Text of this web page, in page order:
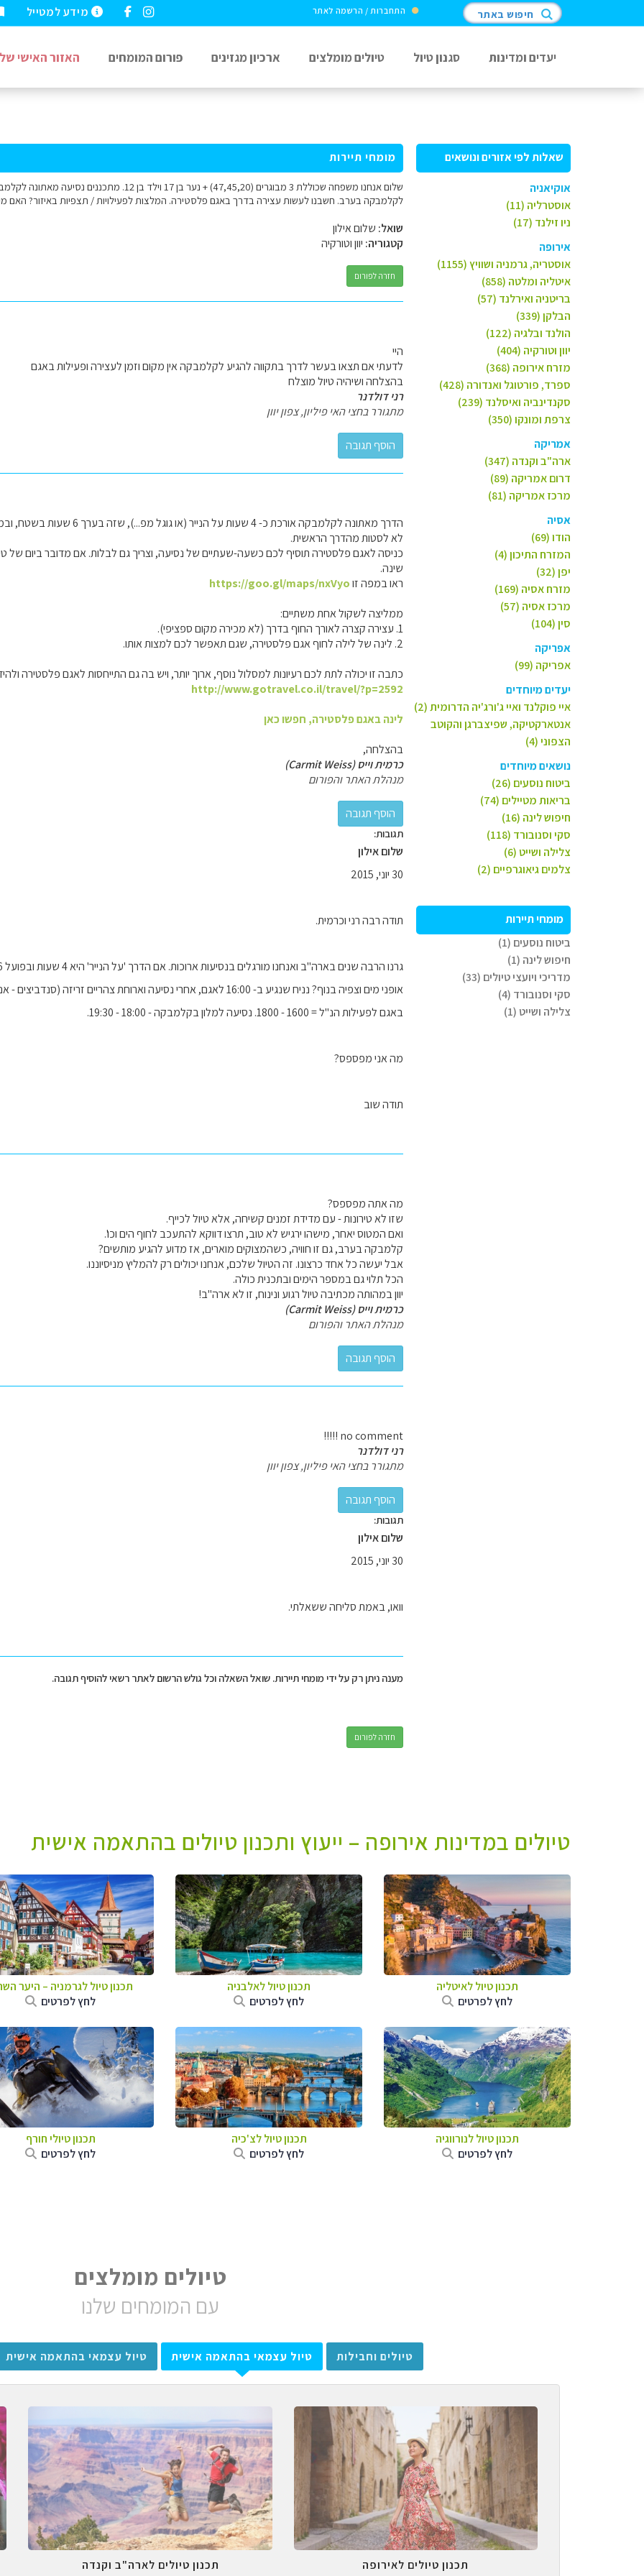
מידע למטייל התחברות / הרשמה לאתר חיפוש באתר
יעדים ומדינות סגנון טיול טיולים מומלצים ארכיון מגזינים פורום המומחים האזור האישי
שאלות לפי אזורים ונושאים
אוקיאניה
אוסטרליה (11)
ניו זילנד (17)
אירופה
אוסטריה, גרמניה ושוויץ (1155)
איטליה ומלטה (858)
בריטניה ואירלנד (57)
הבלקן (339)
הולנד ובלגיה (122)
יוון וטורקיה (404)
מזרח אירופה (368)
ספרד, פורטוגל ואנדורה (428)
סקנדינביה ואיסלנד (239)
צרפת ומונקו (350)
אמריקה
ארה"ב וקנדה (347)
דרום אמריקה (89)
מרכז אמריקה (81)
אסיה
הודו (69)
המזרח התיכון (4)
יפן (32)
מזרח אסיה (169)
מרכז אסיה (57)
סין (104)
אפריקה
אפריקה (99)
יעדים מיוחדים
איי פוקלנד ואיי ג'ורג'יה הדרומית (2)
אנטארקטיקה, שפיצברגן והקוטב
הצפוני (4)
נושאים מיוחדים
ביטוח נוסעים (26)
בריאות מטיילים (74)
חיפוש לינה (16)
סקי וסנובורד (118)
צלילה ושייט (6)
צלמים גיאוגרפיים (2)
מומחי תיירות
ביטוח נוסעים (1)
חיפוש לינה (1)
מדריכי ויועצי טיולים (33)
סקי וסנובורד (4)
צלילה ושייט (1)
מומחי תיירות
שלום אנחנו משפחה שכוללת 3 מבוגרים (47,45,20) + נער בן 17
לקלמבקה בערב. חשבנו לעשות עצירה בדרך באגם פלסטירה. המלצות לפעילויות / תצפיות באיזור? האם
שואל: שלום אילון
קטגוריה: יוון וטורקיה
חזרה לפורום
היי
לדעתי אם תצאו בעשר לדרך בתקווה להגיע לקלמבקה אין מקום וזמן לעצירה ופעילות באגם
בהצלחה ושיהיה טיול מוצלח
רני דולדנר
מתגורר בחצי האי פיליון, צפון יוון
הדרך מאתונה לקלמבקה אורכת כ- 4
לא לסטות מהדרך הראשית.
כניסה לאגם פלסטירה תוסיף לכם כשעה-שעתיים של נסיעה, וצריך גם לבלות. אם מדובר ביום של
שינה.
ראו במפה זוhttps://goo.gl/maps/nxVyo
ממליצה לשקול אחת משתיים:
1. עצירה קצרה לאורך החוף בדרך (לא מכירה מקום ספציפי).
2. לינה של לילה לחוף אגם פלסטירה, שגם תאפשר לכם למצות אותו.
כתבה זו יכולה לתת לכם רעיונות למסלול נוסף, ארוך יותר, ויש בה גם התייחסות לאגם פלסטירה
http://www.gotravel.co.il/travel/?p=2592
לינה באגם פלסטירה, חפשו כאן
בהצלחה,
כרמית וייס (Carmit Weiss)
מנהלת האתר והפורום
תגובות:
שלום אילון
30 יוני, 2015
תודה רבה רני וכרמית.
אופני מים וצפיה בנוף? נניח שנגיע ב- 16:00 לאגם, אחרי נסיעה וארוחת
באגם לפעילות הנ"ל = 1600 - 1800. נסיעה למלון בקלמבקה - 18:00 - 19:30.
מה אני מפספס?
תודה שוב
מה אתה מפספס?
שזו לא טירונות - עם מדידת זמנים קשיחה, אלא טיול לכייף.
ואם המטוס יאחר, מישהו ירגיש לא טוב, תרצו דווקא להתעכב לחוף הים וכו'.
קלמבקה בערב, גם זו חוויה, כשהמצוקים מוארים, אז מדוע להגיע מותשים?
אבל יעשה כל אחד כרצונו. זה הטיול שלכם, אנחנו יכולים רק להמליץ מניסיוננו.
הכל תלוי גם במספר הימים ובתכנית כולה.
יוון במהותה מכתיבה טיול רגוע ונינוח, זו לא ארה"ב!
כרמית וייס (Carmit Weiss)
מנהלת האתר והפורום
no comment !!!!!
רני דולדנר
מתגורר בחצי האי פיליון, צפון יוון
תגובות:
שלום אילון
30 יוני, 2015
וואו, באמת סליחה ששאלתי.
מענה ניתן רק על ידי מומחי תיירות. שואל השאלה וכל גולש הרשום לאתר רשאי להוסיף תגובה.
חזרה לפורום
טיולים במדינות אירופה – ייעוץ ותכנון טיולים בהתאמה אישית
תכנון טיול לאיטליה
לחץ לפרטים
תכנון טיול לאלבניה
לחץ לפרטים
תכנון טיול לגרמניה – היער
לחץ לפרטים
תכנון טיול לנורווגיה
לחץ לפרטים
תכנון טיול לצ'כיה
לחץ לפרטים
תכנון טיולי חורף
לחץ לפרטים
טיולים מומלצים
עם המומחים שלנו
טיולים וחבילות טיול עצמאי בהתאמה אישית טיול עצמאי בהתאמה אישית
תכנון טיולים לאירופה תכנון טיולים לארה"ב וקנדה